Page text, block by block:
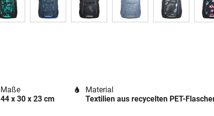
Maße
44 x 30 x 23 cm
Material
Textilien aus recycelten PET-